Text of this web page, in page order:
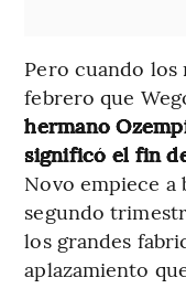
Pero cuando
febrero que
hermano
significó el fin
Novo empiece
segundo
los grandes
aplazamiento